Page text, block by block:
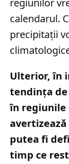
regiunilor
calendarul.
precipitații
Ulterior, în
tendința
în
putea fi
timp ce